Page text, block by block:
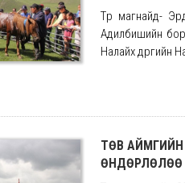
Түрүү магнайд-
Адилбишийн бор
Налайх
ТӨВ
ӨНДӨРЛӨЛӨӨ